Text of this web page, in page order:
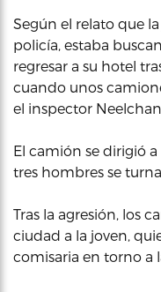
Según el relato que la
policía, estaba
regresar a su hotel
cuando unos
el inspector
El camión se dirigió
tres hombres se
Tras la agresión, los
ciudad a la joven,
comisaria en torno a